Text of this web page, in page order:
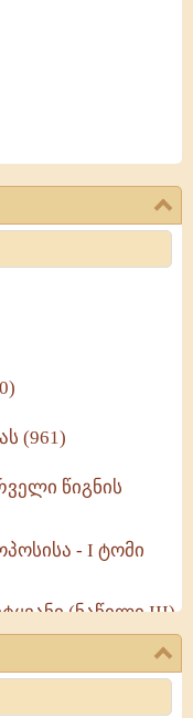
(961)
წიგნის
- I ტომი
(ნაწილი III)
რჩევები